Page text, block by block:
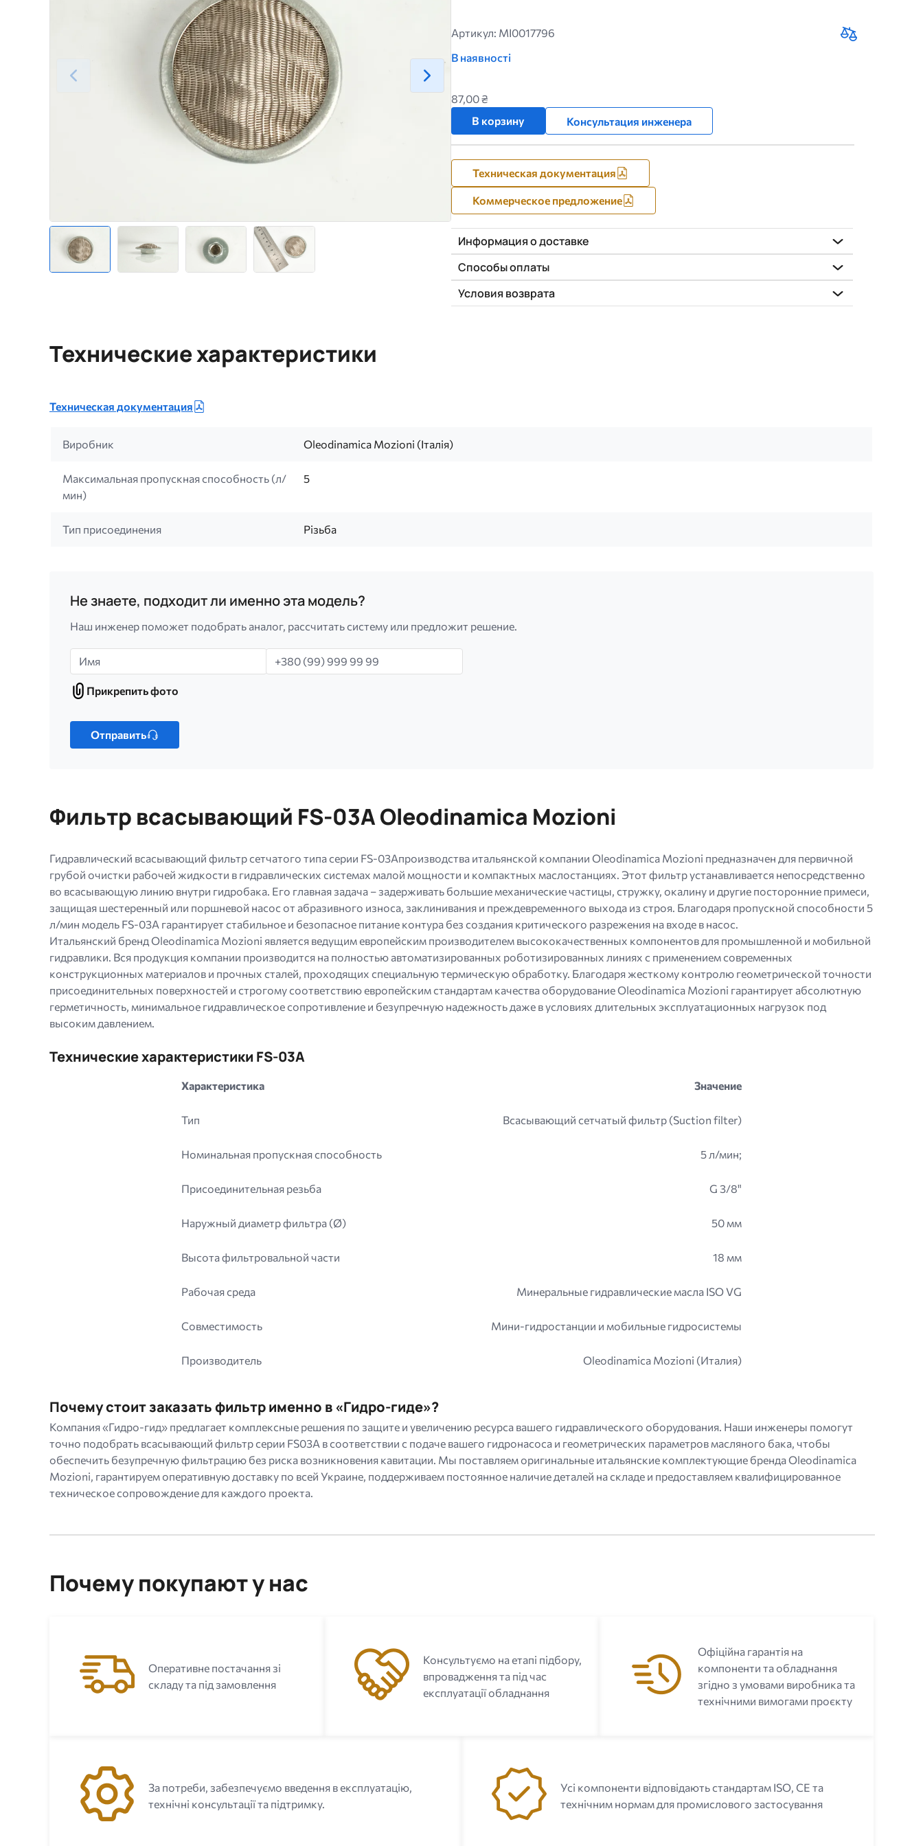
Артикул: MI0017796
В наявності
87,00 ₴
В корзину
Консультация инженера
Техническая документация
Коммерческое предложение
Информация о доставке
Способы оплаты
Условия возврата
Технические характеристики
Техническая документация
Виробник Oleodinamica Mozioni (Італія)
Максимальная пропускная способность (л/
мин)
5
Тип присоединения Різьба
Не знаете, подходит ли именно эта модель?
Наш инженер поможет подобрать аналог, рассчитать систему или предложит решение.
Имя Телефон
Прикрепить
Прикрепить фото
один
файл.
Допустимые
jpg
jpeg
png.
Отправить
Фильтр всасывающий FS-03A Oleodinamica Mozioni
Гидравлический всасывающий фильтр сетчатого типа серии FS-03Aпроизводства итальянской компании Oleodinamica Mozioni предназначен для первичной
грубой очистки рабочей жидкости в гидравлических системах малой мощности и компактных маслостанциях. Этот фильтр устанавливается непосредственно
во всасывающую линию внутри гидробака. Его главная задача – задерживать большие механические частицы, стружку, окалину и другие посторонние примеси,
защищая шестеренный или поршневой насос от абразивного износа, заклинивания и преждевременного выхода из строя. Благодаря пропускной способности 5
л/мин модель FS-03A гарантирует стабильное и безопасное питание контура без создания критического разрежения на входе в насос.
Итальянский бренд Oleodinamica Mozioni является ведущим европейским производителем высококачественных компонентов для промышленной и мобильной
гидравлики. Вся продукция компании производится на полностью автоматизированных роботизированных линиях с применением современных
конструкционных материалов и прочных сталей, проходящих специальную термическую обработку. Благодаря жесткому контролю геометрической точности
присоединительных поверхностей и строгому соответствию европейским стандартам качества оборудование Oleodinamica Mozioni гарантирует абсолютную
герметичность, минимальное гидравлическое сопротивление и безупречную надежность даже в условиях длительных эксплуатационных нагрузок под
высоким давлением.
Технические характеристики FS-03A
Характеристика Значение
Тип Всасывающий сетчатый фильтр (Suction filter)
Номинальная пропускная способность 5 л/мин;
Присоединительная резьба G 3/8"
Наружный диаметр фильтра (Ø) 50 мм
Высота фильтровальной части 18 мм
Рабочая среда Минеральные гидравлические масла ISO VG
Совместимость Мини-гидростанции и мобильные гидросистемы
Производитель Oleodinamica Mozioni (Италия)
Почему стоит заказать фильтр именно в «Гидро-гиде»?
Компания «Гидро-гид» предлагает комплексные решения по защите и увеличению ресурса вашего гидравлического оборудования. Наши инженеры помогут
точно подобрать всасывающий фильтр серии FS03A в соответствии с подаче вашего гидронасоса и геометрических параметров масляного бака, чтобы
обеспечить безупречную фильтрацию без риска возникновения кавитации. Мы поставляем оригинальные итальянские комплектующие бренда Oleodinamica
Mozioni, гарантируем оперативную доставку по всей Украине, поддерживаем постоянное наличие деталей на складе и предоставляем квалифицированное
техническое сопровождение для каждого проекта.
Почему покупают у нас
Оперативне постачання зі
складу та під замовлення
Консультуємо на етапі підбору,
впровадження та під час
експлуатації обладнання
Офіційна гарантія на
компоненти та обладнання
згідно з умовами виробника та
технічними вимогами проєкту
За потреби, забезпечуємо введення в експлуатацію,
технічні консультації та підтримку.
Усі компоненти відповідають стандартам ISO, CE та
технічним нормам для промислового застосування